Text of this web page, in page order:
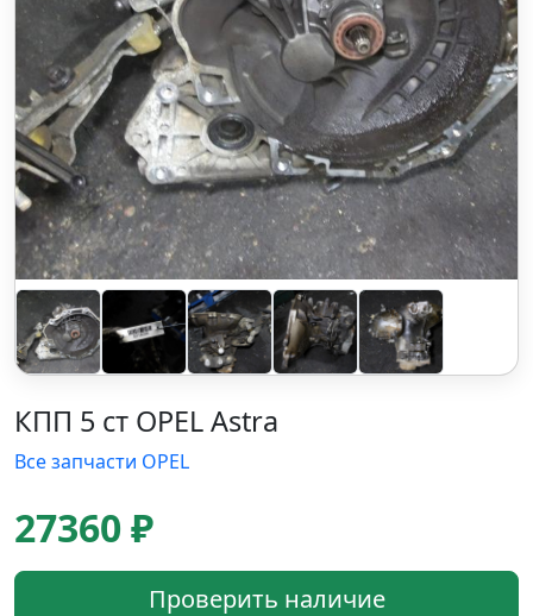
КПП 5 ст OPEL Astra
Все запчасти OPEL
27360 ₽
Проверить наличие